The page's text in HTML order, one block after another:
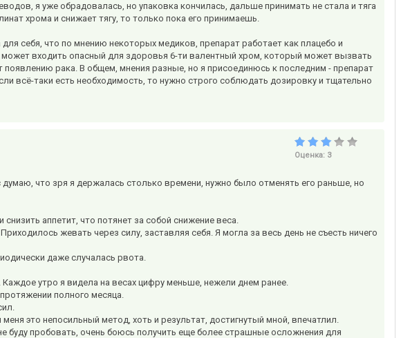
я уже обрадовалась, но упаковка кончилась, дальше принимать не стала и тяга
хрома и снижает тягу, то только пока его принимаешь.
себя, что по мнению некоторых медиков, препарат работает как плацебо и
входить опасный для здоровья 6-ти валентный хром, который может вызвать
рака. В общем, мнения разные, но я присоединюсь к последним - препарат
всё-таки есть необходимость, то нужно строго соблюдать дозировку и тщательно
Оценка: 3
что зря я держалась столько времени, нужно было отменять его раньше, но
аппетит, что потянет за собой снижение веса.
жевать через силу, заставляя себя. Я могла за весь день не съесть ничего
даже случалась рвота.
утро я видела на весах цифру меньше, нежели днем ранее.
полного месяца.
это непосильный метод, хоть и результат, достигнутый мной, впечатлил.
буду пробовать, очень боюсь получить еще более страшные осложнения для